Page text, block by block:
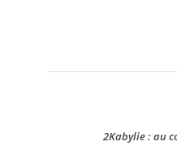
2Kabylie : au